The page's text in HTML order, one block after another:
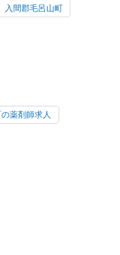
入間郡毛呂山町
薬剤師求人